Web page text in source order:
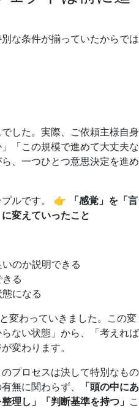
な条件が揃っていたからでは
した。実際、ご依頼主様自身
「この規模で進めて大丈夫な
、一つひとつ意思決定を進め
プルです。 👉
「感覚」を「言
変えていったこと
のか説明できる
る
になる
変わっていきました。この変
ない状態」から、「考えれば
変わります。
プロセスは決して特別なもの
無に関わらず、
「頭の中にあ
理し」「判断基準を持つ」 こ